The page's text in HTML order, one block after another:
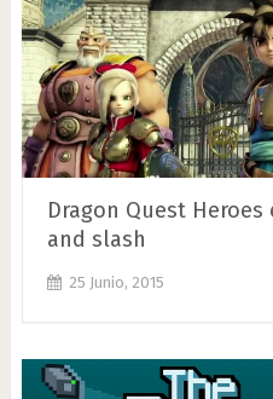
Dragon Quest
and slash
25 Junio, 2015